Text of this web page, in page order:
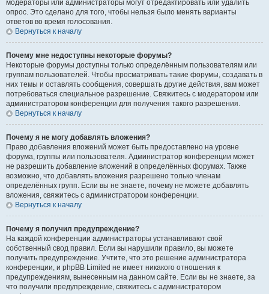
модераторы или администраторы могут отредактировать или удалить
опрос. Это сделано для того, чтобы нельзя было менять варианты
ответов во время голосования.
Вернуться к началу
Почему мне недоступны некоторые форумы?
Некоторые форумы доступны только определённым пользователям или
группам пользователей. Чтобы просматривать такие форумы, создавать в
них темы и оставлять сообщения, совершать другие действия, вам может
потребоваться специальное разрешение. Свяжитесь с модератором или
администратором конференции для получения такого разрешения.
Вернуться к началу
Почему я не могу добавлять вложения?
Право добавления вложений может быть предоставлено на уровне
форума, группы или пользователя. Администратор конференции может
не разрешить добавление вложений в определённых форумах. Также
возможно, что добавлять вложения разрешено только членам
определённых групп. Если вы не знаете, почему не можете добавлять
вложения, свяжитесь с администратором конференции.
Вернуться к началу
Почему я получил предупреждение?
На каждой конференции администраторы устанавливают свой
собственный свод правил. Если вы нарушили правило, вы можете
получить предупреждение. Учтите, что это решение администратора
конференции, и phpBB Limited не имеет никакого отношения к
предупреждениям, вынесенным на данном сайте. Если вы не знаете, за
что получили предупреждение, свяжитесь с администратором